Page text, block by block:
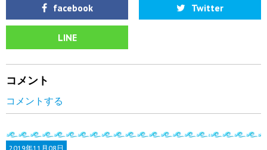
facebook Twitter
LINE
コメント
コメントする
2019年11月08日